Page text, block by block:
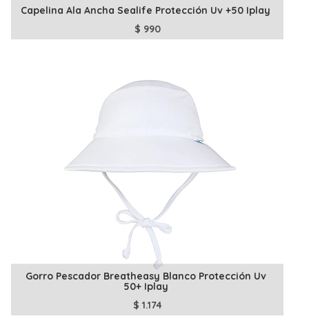
Capelina Ala Ancha Sealife Protección Uv +50 Iplay
$ 990
Gorro Pescador Breatheasy Blanco Protección Uv
50+ Iplay
$ 1.174